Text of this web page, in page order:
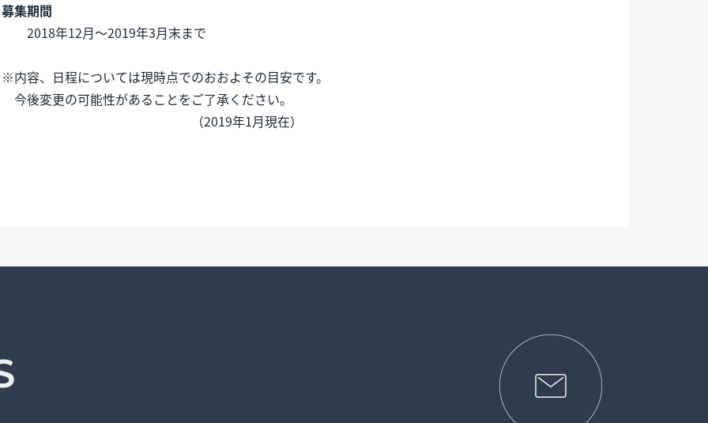
募集期間
2018年12月～2019年3月末まで
※内容、日程については現時点でのおおよその目安です。
今後変更の可能性があることをご了承ください。
（2019年1月現在）